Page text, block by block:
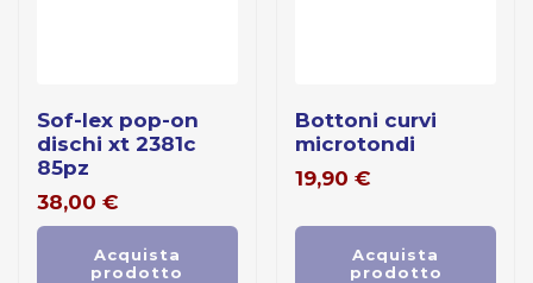
sof-lex pop-on
dischi xt 2381c
85pz
38,00 €
Acquista
prodotto
bottoni curvi
microtondi
19,90 €
Acquista
prodotto